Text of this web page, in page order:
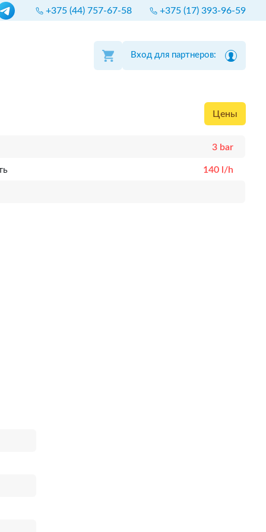
+375 (44) 757-67-58 +375 (17) 393-96-59
Вход для партнеров:
Цены
3 bar
140 l/h